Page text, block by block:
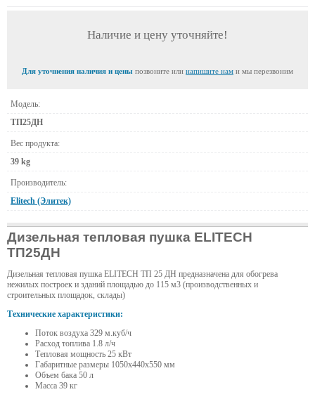
Наличие и цену уточняйте!
Для уточнения наличия и цены позвоните или напишите нам и мы перезвоним
Модель:
ТП25ДН
Вес продукта:
39 kg
Производитель:
Elitech (Элитек)
Дизельная тепловая пушка ELITECH
ТП25ДН
Дизельная тепловая пушка ELITECH ТП 25 ДН предназначена для обогрева
нежилых построек и зданий площадью до 115 м3 (производственных и
строительных площадок, склады)
Технические характеристики:
Поток воздуха 329 м.куб/ч
Расход топлива 1.8 л/ч
Тепловая мощность 25 кВт
Габаритные размеры 1050x440x550 мм
Объем бака 50 л
Масса 39 кг